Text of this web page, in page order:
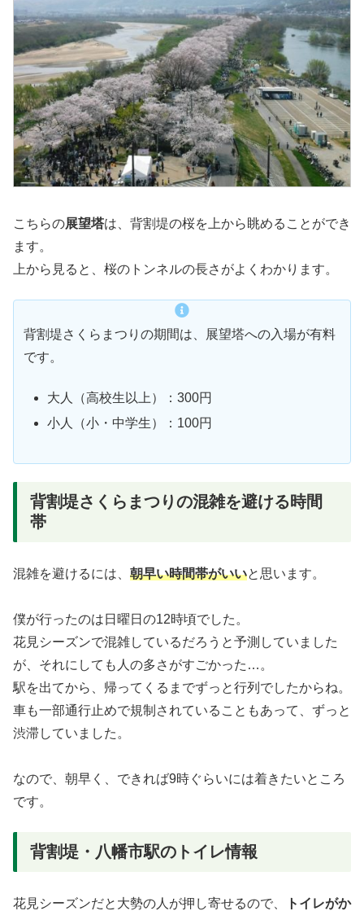
こちらの展望塔は、背割堤の桜を上から眺めることができ
ます。
上から見ると、桜のトンネルの長さがよくわかります。
背割堤さくらまつりの期間は、展望塔への入場が有料
です。
大人（高校生以上）：300円
小人（小・中学生）：100円
背割堤さくらまつりの混雑を避ける時間
帯
混雑を避けるには、 朝早い時間帯がいいと思います。
僕が行ったのは日曜日の12時頃でした。
花見シーズンで混雑しているだろうと予測していました
が、それにしても人の多さがすごかった…。
駅を出てから、帰ってくるまでずっと行列でしたからね。
車も一部通行止めで規制されていることもあって、ずっと
渋滞していました。
なので、朝早く、できれば9時ぐらいには着きたいところ
です。
背割堤・八幡市駅のトイレ情報
花見シーズンだと大勢の人が押し寄せるので、
トイレがか